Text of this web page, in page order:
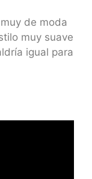
de moda
muy suave
igual para